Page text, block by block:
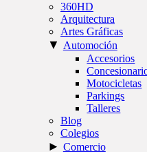
360HD
Arquitectura
Artes Gráficas
▼ Automoción
Accesorios
Motocicletas
Parkings
Talleres
Blog
Colegios
► Comercio